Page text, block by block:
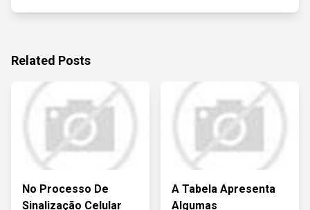
Related Posts
No Processo De
Sinalização Celular
A Tabela Apresenta
Algumas